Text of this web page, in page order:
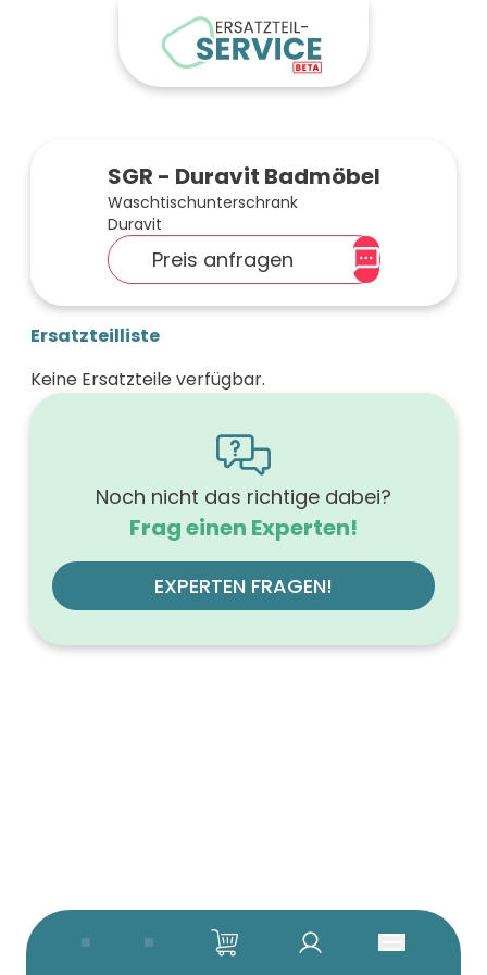
SGR - Duravit Badmöbel
Waschtischunterschrank
Duravit
Preis anfragen
Ersatzteilliste
Keine Ersatzteile verfügbar.
Noch nicht das richtige dabei?
Frag einen Experten!
EXPERTEN FRAGEN!